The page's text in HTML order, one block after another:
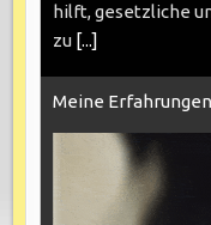
hilft, gesetzliche
zu [...]
Meine